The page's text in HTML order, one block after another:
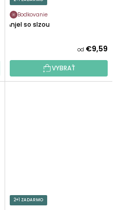
Bodkovanie
Anjel so slzou
od €9,59
VYBRAŤ
2+1 ZADARMO